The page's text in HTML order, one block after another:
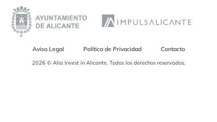
Aviso Legal Política de Privacidad Contacto
2026 © Alia Invest in Alicante. Todos los derechos reservados.